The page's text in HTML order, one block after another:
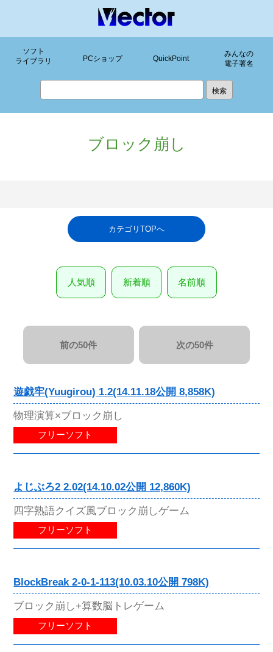
ソフト
ライブラリ
PCショップ QuickPoint
みんなの
電子署名
ブロック崩し
カテゴリTOPへ
人気順 新着順 名前順
前の50件 次の50件
遊戯牢(Yuugirou) 1.2(14.11.18公開 8,858K)
物理演算×ブロック崩し
フリーソフト
よじぶろ2 2.02(14.10.02公開 12,860K)
四字熟語クイズ風ブロック崩しゲーム
フリーソフト
BlockBreak 2-0-1-113(10.03.10公開 798K)
ブロック崩し+算数脳トレゲーム
フリーソフト